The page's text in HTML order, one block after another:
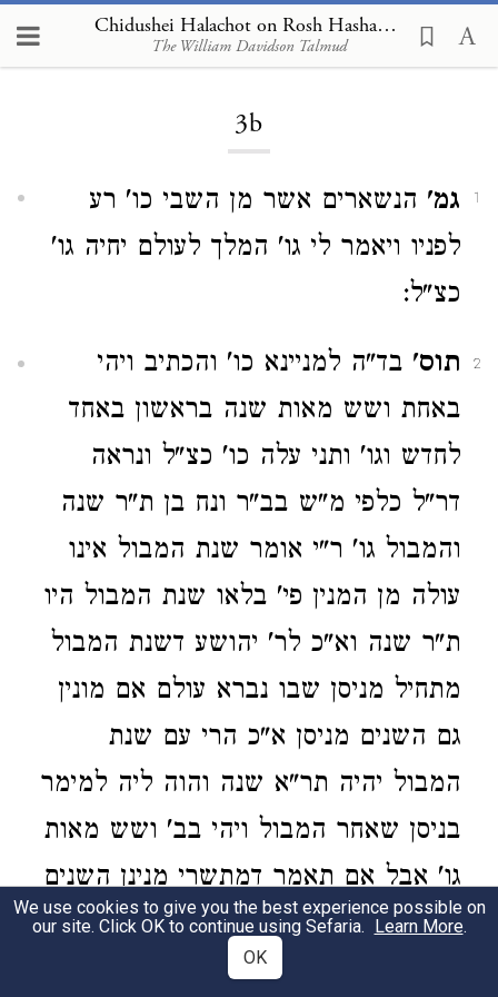
Chidushei Halachot on Rosh Hashanah 3b
The William Davidson Talmud
Loading...
3b
1 גמ' הנשארים אשר מן השבי כו' רע
לפניו ויאמר לי גו' המלך לעולם יחיה גו'
כצ"ל:
2 תוס' בד"ה למניינא כו' והכתיב ויהי
באחת ושש מאות שנה בראשון באחד
לחדש וגו' ותני עלה כו' כצ"ל ונראה
דר"ל כלפי מ"ש בב"ר ונח בן ת"ר שנה
והמבול גו' ר"י אומר שנת המבול אינו
עולה מן המנין פי' בלאו שנת המבול היו
ת"ר שנה וא"כ לר' יהושע דשנת המבול
מתחיל מניסן שבו נברא עולם אם מונין
גם השנים מניסן א"כ הרי עם שנת
המבול יהיה תר"א שנה והוה ליה למימר
בניסן שאחר המבול ויהי בב' ושש מאות
גו' אבל אם תאמר דמתשרי מנינן השנים
אפילו לר' יהושע ניחא שניסן שאחר
המבול לא היה אלא בשנת תר"א ומשני
We use cookies to give you the best experience possible on
our site. Click OK to continue using Sefaria. Learn More.
OK